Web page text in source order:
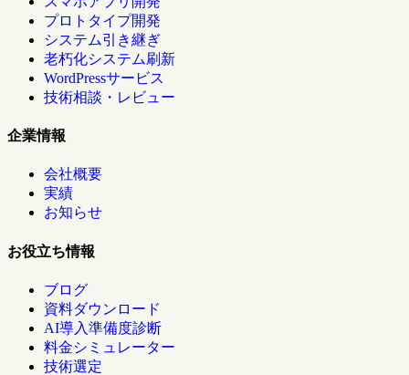
プロトタイプ開発
システム引き継ぎ
老朽化システム刷新
WordPressサービス
技術相談・レビュー
企業情報
会社概要
実績
お知らせ
お役立ち情報
ブログ
資料ダウンロード
AI導入準備度診断
料金シミュレーター
技術選定